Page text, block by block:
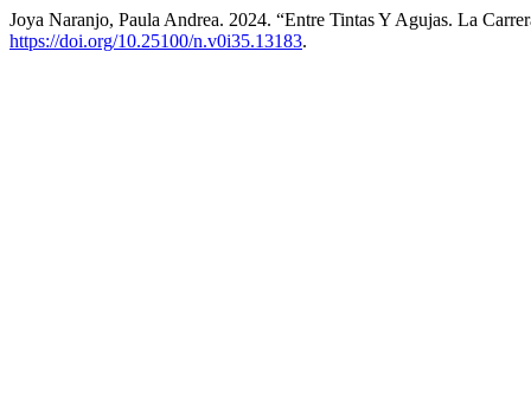
Joya Naranjo, Paula Andrea. 2024. “Entre Tintas Y Agujas. La
https://doi.org/10.25100/n.v0i35.13183.